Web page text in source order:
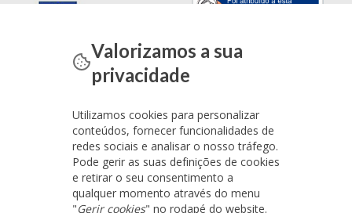
Valorizamos a sua
privacidade
Utilizamos cookies para personalizar
conteúdos, fornecer funcionalidades de
redes sociais e analisar o nosso tráfego.
Pode gerir as suas definições de cookies
e retirar o seu consentimento a
qualquer momento através do menu
"Gerir cookies" no rodapé do website.